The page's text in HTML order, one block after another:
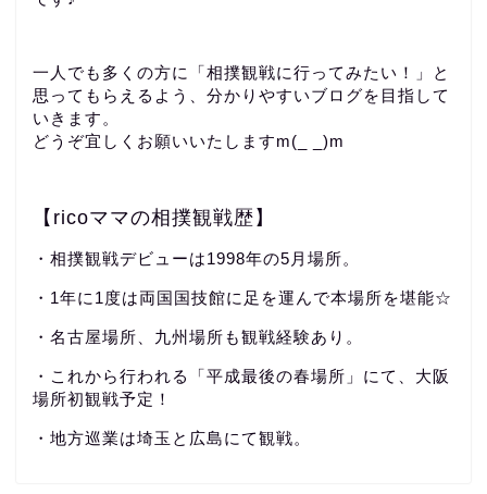
一人でも多くの方に「相撲観戦に行ってみたい！」と
思ってもらえるよう、分かりやすいブログを目指して
いきます。
どうぞ宜しくお願いいたしますm(_ _)m
【ricoママの相撲観戦歴】
・相撲観戦デビューは1998年の5月場所。
・1年に1度は両国国技館に足を運んで本場所を堪能☆
・名古屋場所、九州場所も観戦経験あり。
・これから行われる「平成最後の春場所」にて、大阪
場所初観戦予定！
・地方巡業は埼玉と広島にて観戦。